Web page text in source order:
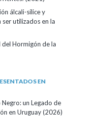
álcali-sílice y
utilizados en la
Hormigón de la
EN
un Legado de
en Uruguay (2026)